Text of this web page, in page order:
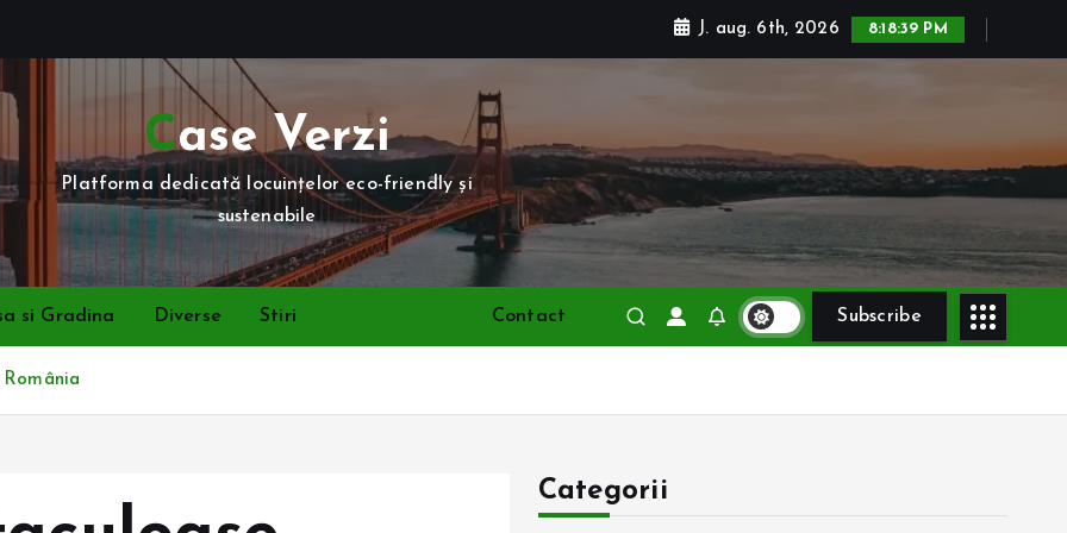
J. aug. 6th, 2026 8:18:40 PM
Case Verzi
Platforma dedicată locuințelor eco-friendly și
sustenabile
si Gradina Diverse Stiri Contact Subscribe
Categorii